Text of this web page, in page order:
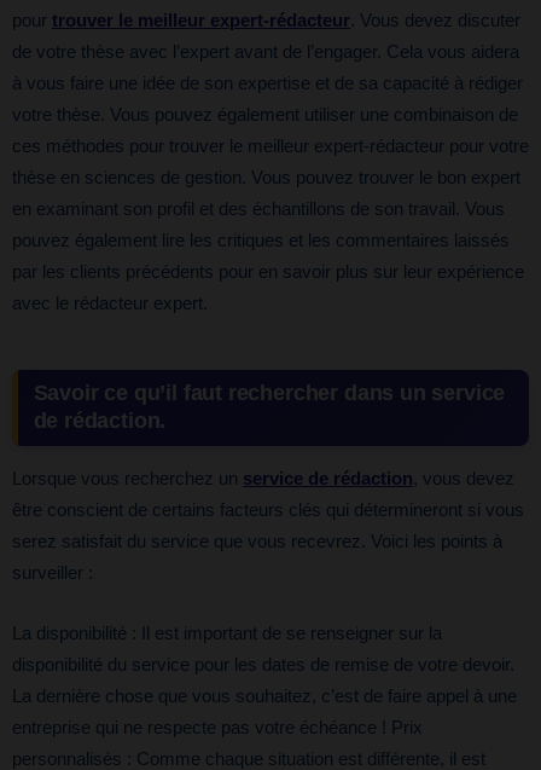
pour trouver le meilleur expert-rédacteur. Vous devez discuter
de votre thèse avec l’expert avant de l’engager. Cela vous aidera
à vous faire une idée de son expertise et de sa capacité à rédiger
votre thèse. Vous pouvez également utiliser une combinaison de
ces méthodes pour trouver le meilleur expert-rédacteur pour votre
thèse en sciences de gestion. Vous pouvez trouver le bon expert
en examinant son profil et des échantillons de son travail. Vous
pouvez également lire les critiques et les commentaires laissés
par les clients précédents pour en savoir plus sur leur expérience
avec le rédacteur expert.
Savoir ce qu’il faut rechercher dans un service
de rédaction.
Lorsque vous recherchez un service de rédaction, vous devez
être conscient de certains facteurs clés qui détermineront si vous
serez satisfait du service que vous recevrez. Voici les points à
surveiller :
La disponibilité : Il est important de se renseigner sur la
disponibilité du service pour les dates de remise de votre devoir.
La dernière chose que vous souhaitez, c’est de faire appel à une
entreprise qui ne respecte pas votre échéance ! Prix
personnalisés : Comme chaque situation est différente, il est